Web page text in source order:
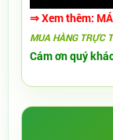
⇒ Xem thêm:
MUA HÀNG TRỰC
Cám ơn quý